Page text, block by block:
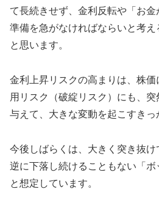
て長続きせず、金利反転や「お
準備を急がなければならいと考え
と思います。
金利上昇リスクの高まりは、株
用リスク（破綻リスク）にも、
与えて、大きな変動を起こすきっ
今後しばらくは、大きく突き抜け
逆に下落し続けることもない「
と想定しています。